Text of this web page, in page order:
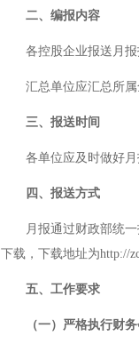
二、编报内容
各控股企业报送月
汇总单位应汇总所
三、报送时间
各单位应及时做好
四、报送方式
月报通过财政部统
下载，下载地址为http://
五、工作要求
（一）严格执行财